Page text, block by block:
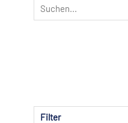
Filter